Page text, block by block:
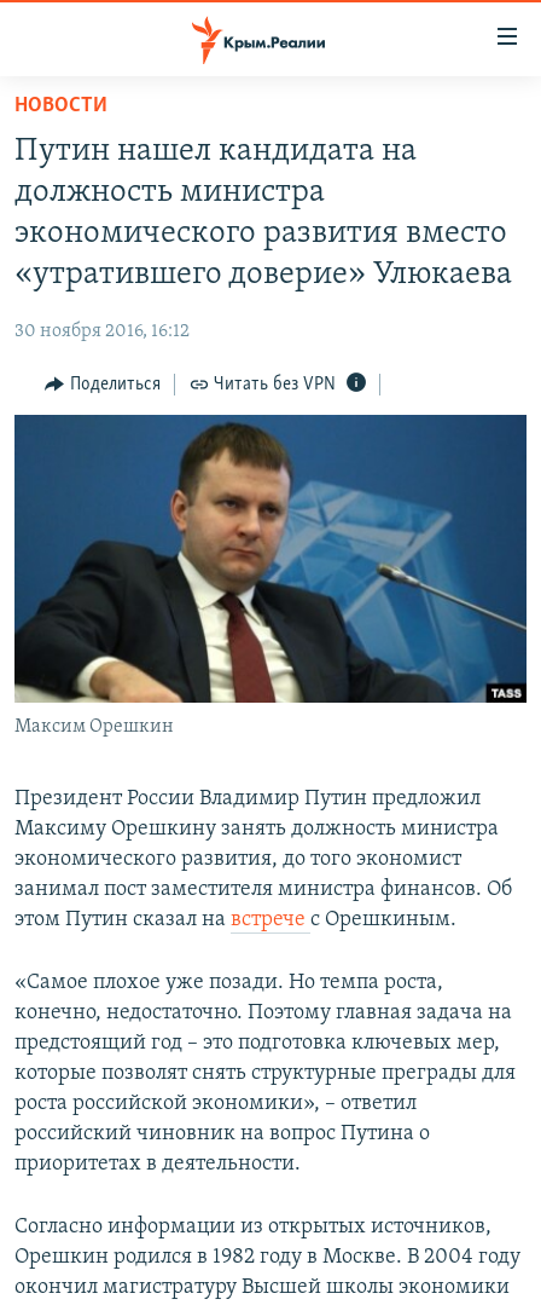
Вернуться
основному
содержанию
главной
Вернутся
поиску
СПЕЦПРОЕКТЫ
ИНТЕРАКТИВ
ИНФОГРАФИКА
ТЕЛЕПРОЕКТ КРЫМ.РЕАЛИИ
СОВЕТЫ ПРАВОЗАЩИТНИКОВ
ПРОПАВШИЕ БЕЗ ВЕСТИ
ПОБЕДИТЕЛЕЙ НЕ СУДЯТ?
КРЫМ.НЕПОКОРЕННЫЙ
УКРАИНСКАЯ ПРОБЛЕМА КРЫМА
РАДІО СВОБОДА
КАК ОБОЙТИ БЛОКИРОВКУ
ПРИСОЕДИНЯЙТЕСЬ!
Все сайты RFE/RL
НОВОСТИ
Путин нашел кандидата на
должность министра
экономического развития вместо
«утратившего доверие» Улюкаева
30 ноября 2016, 16:12
Поделиться Читать без VPN
Максим Орешкин
Президент России Владимир Путин предложил
Максиму Орешкину занять должность министра
экономического развития, до того экономист
занимал пост заместителя министра финансов. Об
этом Путин сказал на встрече с Орешкиным.
«Самое плохое уже позади. Но темпа роста,
конечно, недостаточно. Поэтому главная задача на
предстоящий год – это подготовка ключевых мер,
которые позволят снять структурные преграды для
роста российской экономики», – ответил
российский чиновник на вопрос Путина о
приоритетах в деятельности.
Согласно информации из открытых источников,
Орешкин родился в 1982 году в Москве. В 2004 году
окончил магистратуру Высшей школы экономики